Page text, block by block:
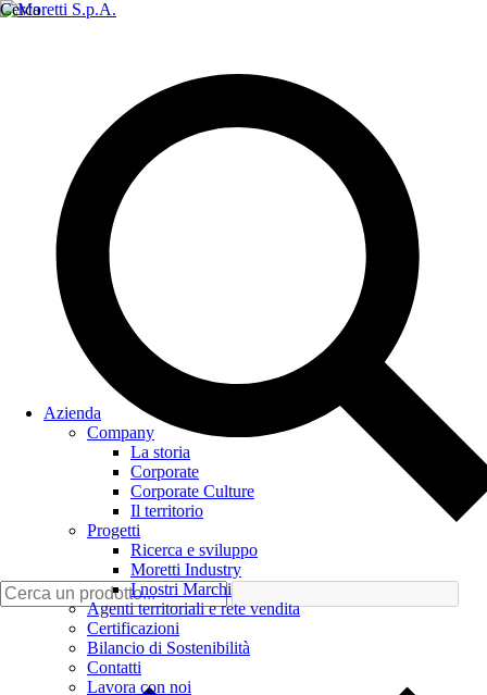
Cerca
Azienda
Company
La storia
Corporate
Corporate Culture
Il territorio
Progetti
Ricerca e sviluppo
Moretti Industry
I nostri Marchi
Agenti territoriali e rete vendita
Certificazioni
Bilancio di Sostenibilità
Contatti
Lavora con noi